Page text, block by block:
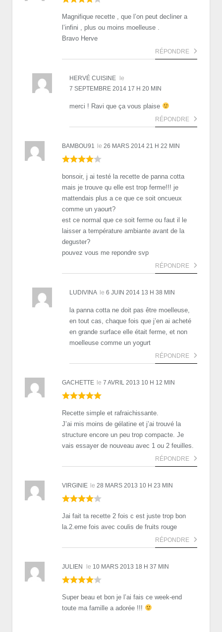
Magnifique recette , que l’on peut decliner a
l’infini , plus ou moins moelleuse .
Bravo Herve
RÉPONDRE
HERVÉ CUISINE
le
7 SEPTEMBRE 2014 17 H 20 MIN
merci ! Ravi que ça vous plaise
RÉPONDRE
BAMBOU91 le 26 MARS 2014 21 H 22 MIN
bonsoir, j ai testé la recette de panna cotta
mais je trouve qu elle est trop ferme!!! je
mattendais plus a ce que ce soit oncueux
comme un yaourt?
est ce normal que ce soit ferme ou faut il le
laisser a température ambiante avant de la
deguster?
pouvez vous me repondre svp
RÉPONDRE
LUDIVINA le 6 JUIN 2014 13 H 38 MIN
la panna cotta ne doit pas être moelleuse,
en tout cas, chaque fois que j’en ai acheté
en grande surface elle était ferme, et non
moelleuse comme un yogurt
RÉPONDRE
GACHETTE le 7 AVRIL 2013 10 H 12 MIN
Recette simple et rafraichissante.
J’ai mis moins de gélatine et j’ai trouvé la
structure encore un peu trop compacte. Je
vais essayer de nouveau avec 1 ou 2 feuilles.
RÉPONDRE
VIRGINIE le 28 MARS 2013 10 H 23 MIN
Jai fait ta recette 2 fois c est juste trop bon
la.2.eme fois avec coulis de fruits rouge
RÉPONDRE
JULIEN le 10 MARS 2013 18 H 37 MIN
Super beau et bon je l’ai fais ce week-end
toute ma famille a adorée !!!